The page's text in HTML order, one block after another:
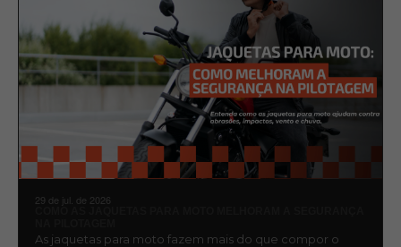
29 de jul. de 2026
As jaquetas para moto fazem mais do que compor o